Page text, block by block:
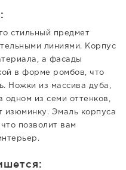
стильный предмет
линиями. Корпус
а фасады
в форме ромбов, что
Ножки из массива дуба,
из семи оттенков,
изюминку. Эмаль корпуса
позволит вам